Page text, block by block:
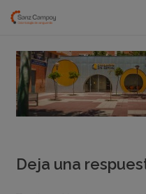
Deja una